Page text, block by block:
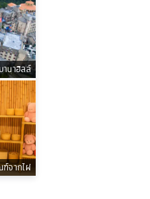
านาฮิลล์
จากไผ่